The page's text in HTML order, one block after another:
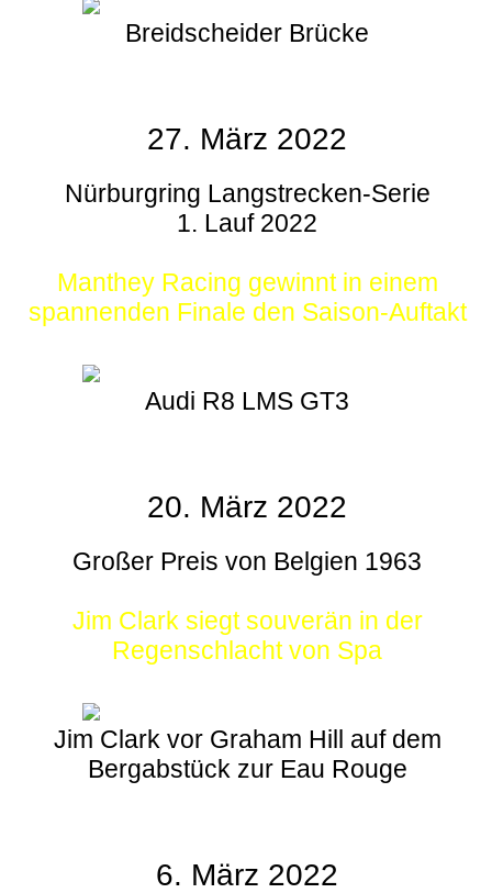
Breidscheider Brücke
27. März 2022
Nürburgring Langstrecken-Serie
1. Lauf 2022
Manthey Racing gewinnt in einem
spannenden Finale den Saison-Auftakt
Audi R8 LMS GT3
20. März 2022
Großer Preis von Belgien 1963
Jim Clark siegt souverän in der
Regenschlacht von Spa
Jim Clark vor Graham Hill auf dem
Bergabstück zur Eau Rouge
6. März 2022